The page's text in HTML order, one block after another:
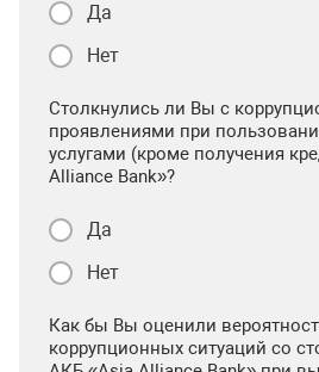
Да
Нет
Столкнулись ли Вы с
проявлениями при
услугами (кроме получения
Alliance Bank»?
Да
Нет
Как бы Вы оценили
коррупционных ситуаций со